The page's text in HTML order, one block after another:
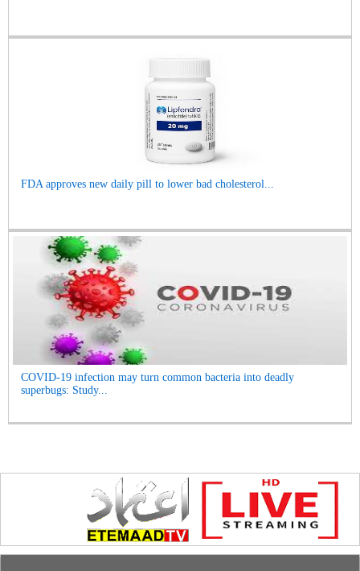
FDA approves new daily pill to lower bad cholesterol...
COVID-19 infection may turn common bacteria into deadly
superbugs: Study...